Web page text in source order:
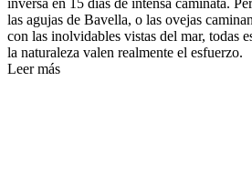
inversa en 15 días de intensa caminata.
las agujas de Bavella, o las ovejas
con las inolvidables vistas del mar, todas
la naturaleza valen realmente el esfuerzo.
Leer más